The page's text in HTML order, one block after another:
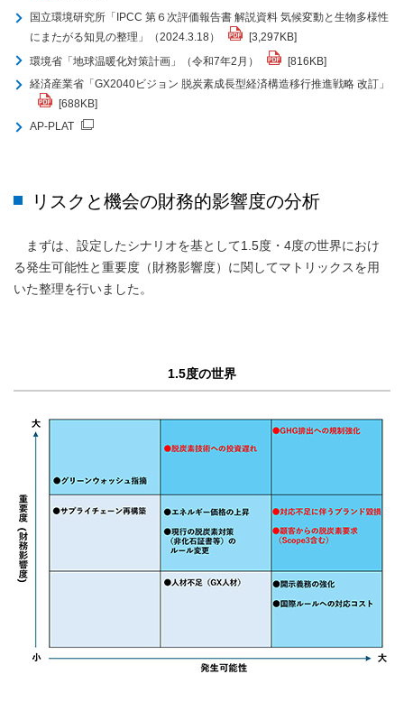
国立環境研究所「IPCC 第６次評価報告書 解説資料 気候変動と生物多様性
にまたがる知見の整理」（2024.3.18）
[3,297KB]
環境省「地球温暖化対策計画」（令和7年2月）
[816KB]
経済産業省「GX2040ビジョン 脱炭素成長型経済構造移行推進戦略 改訂」
[688KB]
AP-PLAT
リスクと機会の財務的影響度の分析
まずは、設定したシナリオを基として1.5度・4度の世界におけ
る発生可能性と重要度（財務影響度）に関してマトリックスを用
いた整理を行いました。
1.5度の世界